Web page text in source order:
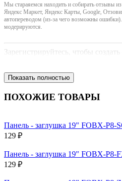
Мы стараяемся находить и собирать отзывы
Яндекс Маркет, Яндекс Карты, Google,
автопереводом (из-за чего возможны
модерируются.
Зарегистрируйтесь, чтобы создать
Показать полностью
ПОХОЖИЕ ТОВАРЫ
Панель - заглушка 19" FOBX-P8-
129 ₽
Панель - заглушка 19" FOBX-P8-
129 ₽